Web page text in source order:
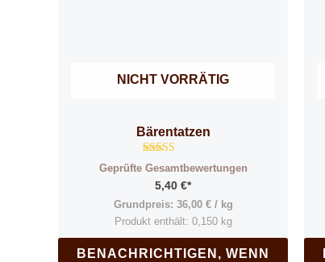
NICHT VORRÄTIG
Bärentatzen
Bewertet
mit
4.81
von 5
Geprüfte Gesamtbewertungen
5,40 €*
Grundpreis: 36,00 €/ kg
Produkt enthält: 0,150 kg
BENACHRICHTIGEN, WENN